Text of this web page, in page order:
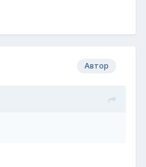
Автор